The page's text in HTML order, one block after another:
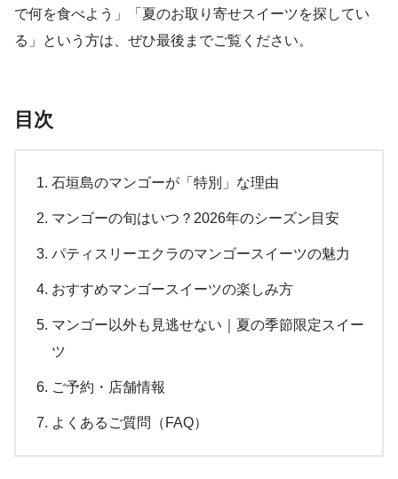
で何を食べよう」「夏のお取り寄せスイーツを探してい
る」という方は、ぜひ最後までご覧ください。
目次
石垣島のマンゴーが「特別」な理由
マンゴーの旬はいつ？2026年のシーズン目安
パティスリーエクラのマンゴースイーツの魅力
おすすめマンゴースイーツの楽しみ方
マンゴー以外も見逃せない｜夏の季節限定スイー
ツ
ご予約・店舗情報
よくあるご質問（FAQ）